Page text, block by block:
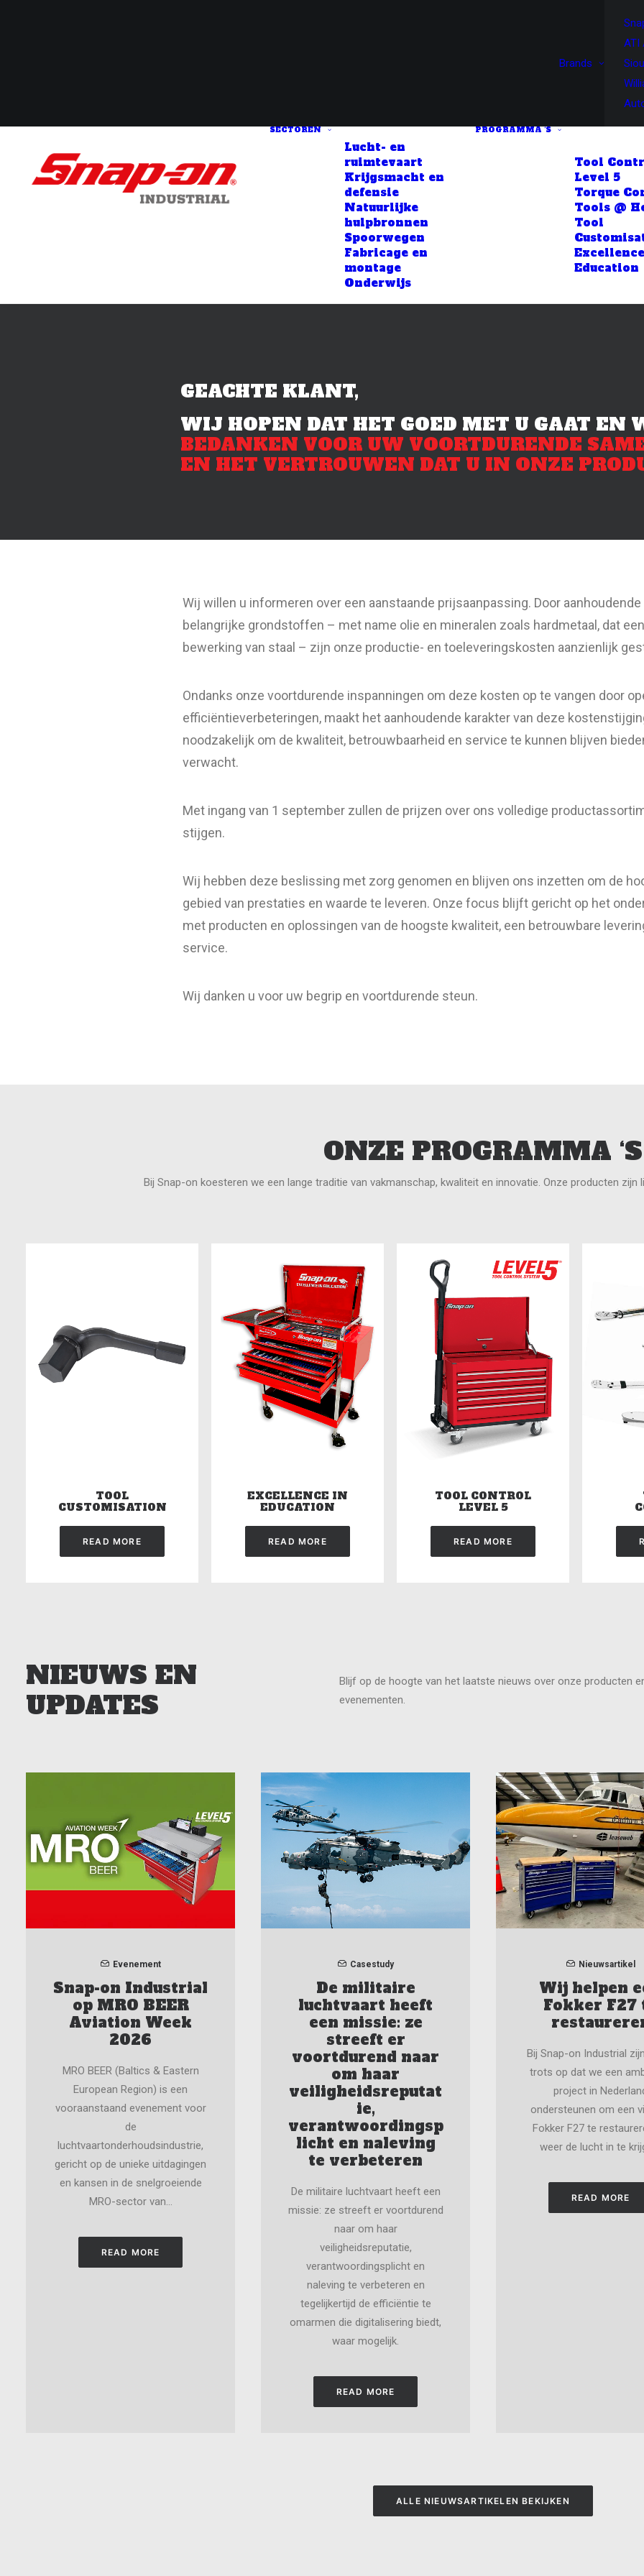
Brands
ATI
SECTOREN
Lucht- en
ruimtevaart
Krijgsmacht en
defensie
Natuurlijke
hulpbronnen
Spoorwegen
Fabricage en
montage
Onderwijs
PROGRAMMA ‘S
Tool
Level 5
Torque
Tools @
Tool
Education
GEACHTE KLANT,
WIJ HOPEN DAT HET GOED MET U GAAT EN
BEDANKEN VOOR UW VOORTDURENDE
EN HET VERTROUWEN DAT U IN ONZE
Wij willen u informeren over een aanstaande prijsaanpassing. Door
belangrijke grondstoffen – met name olie en mineralen zoals hardmetaal, dat
bewerking van staal – zijn onze productie- en toeleveringskosten aanzienlijk
Ondanks onze voortdurende inspanningen om deze kosten op te vangen door
efficiëntieverbeteringen, maakt het aanhoudende karakter van deze
noodzakelijk om de kwaliteit, betrouwbaarheid en service te kunnen blijven
verwacht.
Met ingang van 1 september zullen de prijzen over ons volledige
stijgen.
Wij hebben deze beslissing met zorg genomen en blijven ons inzetten om de
gebied van prestaties en waarde te leveren. Onze focus blijft gericht op het
met producten en oplossingen van de hoogste kwaliteit, een betrouwbare
service.
Wij danken u voor uw begrip en voortdurende steun.
ONZE PROGRAMMA ‘S
Bij Snap-on koesteren we een lange traditie van vakmanschap, kwaliteit en innovatie. Onze producten zijn
TOOL
CUSTOMISATION
READ MORE
EXCELLENCE IN
EDUCATION
READ MORE
TOOL CONTROL
LEVEL 5
READ MORE
NIEUWS EN
UPDATES
Blijf op de hoogte van het laatste nieuws over onze producten
evenementen.
Evenement
Snap-on Industrial
op MRO BEER
Aviation Week
2026
MRO BEER (Baltics & Eastern
European Region) is een
vooraanstaand evenement voor
de
luchtvaartonderhoudsindustrie,
gericht op de unieke uitdagingen
en kansen in de snelgroeiende
MRO-sector van…
READ MORE
Casestudy
De militaire
luchtvaart heeft
een missie: ze
streeft er
voortdurend naar
om haar
veiligheidsreputat
ie,
verantwoordingsp
licht en naleving
te verbeteren
De militaire luchtvaart heeft een
missie: ze streeft er voortdurend
naar om haar
veiligheidsreputatie,
verantwoordingsplicht en
naleving te verbeteren en
tegelijkertijd de efficiëntie te
omarmen die digitalisering biedt,
waar mogelijk.
READ MORE
Nieuwsartikel
Wij helpen
Fokker F27
Bij Snap-on Industrial
trots op dat we een
project in
ondersteunen om een
Fokker F27 te
weer de lucht in te
READ MORE
ALLE NIEUWSARTIKELEN BEKIJKEN